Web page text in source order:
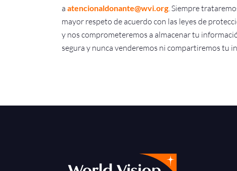
a atencionaldonante@wvi.org. Siempre
mayor respeto de acuerdo con las leyes de
y nos comprometeremos a almacenar tu
segura y nunca venderemos ni compartiremos tu